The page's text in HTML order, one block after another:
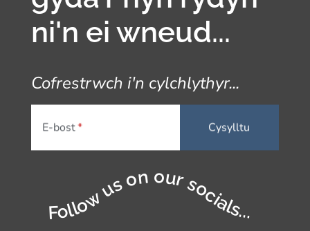
ni'n ei wneud...
Cofrestrwch i'n cylchlythyr...
E-bost
Follow us on our socials...